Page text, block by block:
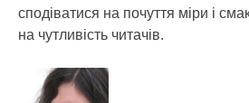
сподіватися на почуття міри і
на чутливість читачів.